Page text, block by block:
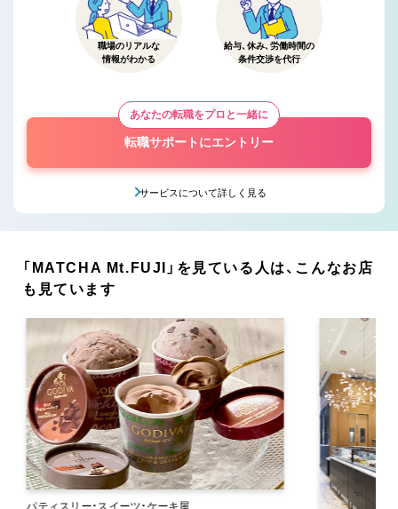
職場のリアルな
情報がわかる
給与、休み、労働時間の
条件交渉を代行
あなたの転職をプロと一緒に
転職サポートにエントリー
サービスについて詳しく見る
「MATCHA Mt.FUJI」を見ている人は、こんなお店
も見ています
パティスリー・スイーツ・ケーキ屋